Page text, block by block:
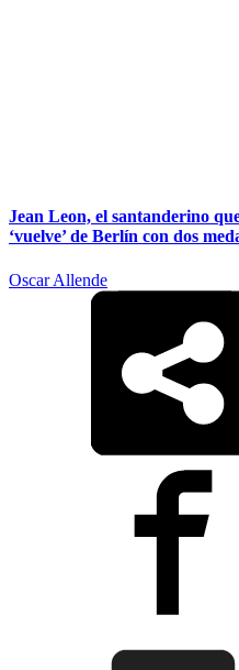
Jean Leon, el santanderino
‘vuelve’ de Berlín con dos
Oscar Allende